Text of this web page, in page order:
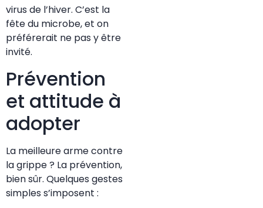
virus de l’hiver. C’est la
fête du microbe, et on
préférerait ne pas y être
invité.
Prévention
et attitude à
adopter
La meilleure arme contre
la grippe ? La prévention,
bien sûr. Quelques gestes
simples s’imposent :